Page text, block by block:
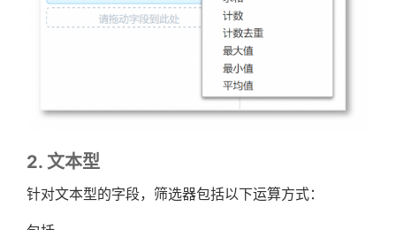
2. 文本型
针对文本型的字段，筛选器包括以下运算方式：